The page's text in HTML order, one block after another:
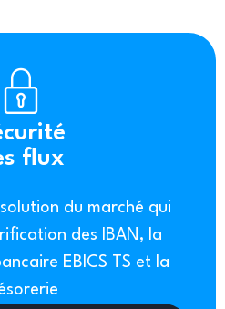
flux
du marché qui
des IBAN, la
EBICS TS et la